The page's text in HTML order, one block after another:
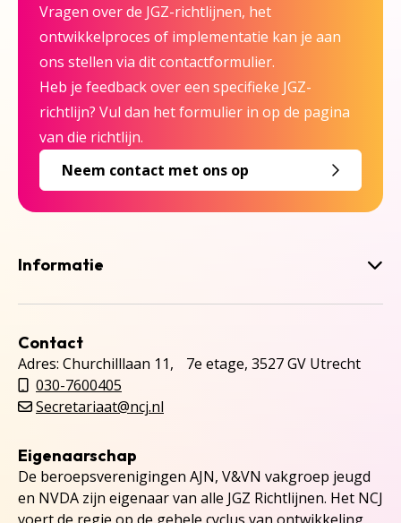
Vragen over de JGZ-richtlijnen, het
ontwikkelproces of implementatie kan je aan
ons stellen via dit contactformulier.
Heb je feedback over een specifieke JGZ-
richtlijn? Vul dan het formulier in op de pagina
van die richtlijn.
Neem contact met ons op
Informatie
Contact
Adres: Churchilllaan 11, 7e etage, 3527 GV Utrecht
030-7600405
Secretariaat@ncj.nl
Eigenaarschap
De beroepsverenigingen AJN, V&VN vakgroep jeugd
en NVDA zijn eigenaar van alle JGZ Richtlijnen. Het NCJ